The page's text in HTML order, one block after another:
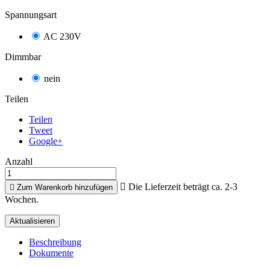
Spannungsart
AC 230V
Dimmbar
nein
Teilen
Teilen
Tweet
Google+
Anzahl
 Zum Warenkorb hinzufügen  Die Lieferzeit beträgt ca. 2-3
Wochen.
Beschreibung
Dokumente